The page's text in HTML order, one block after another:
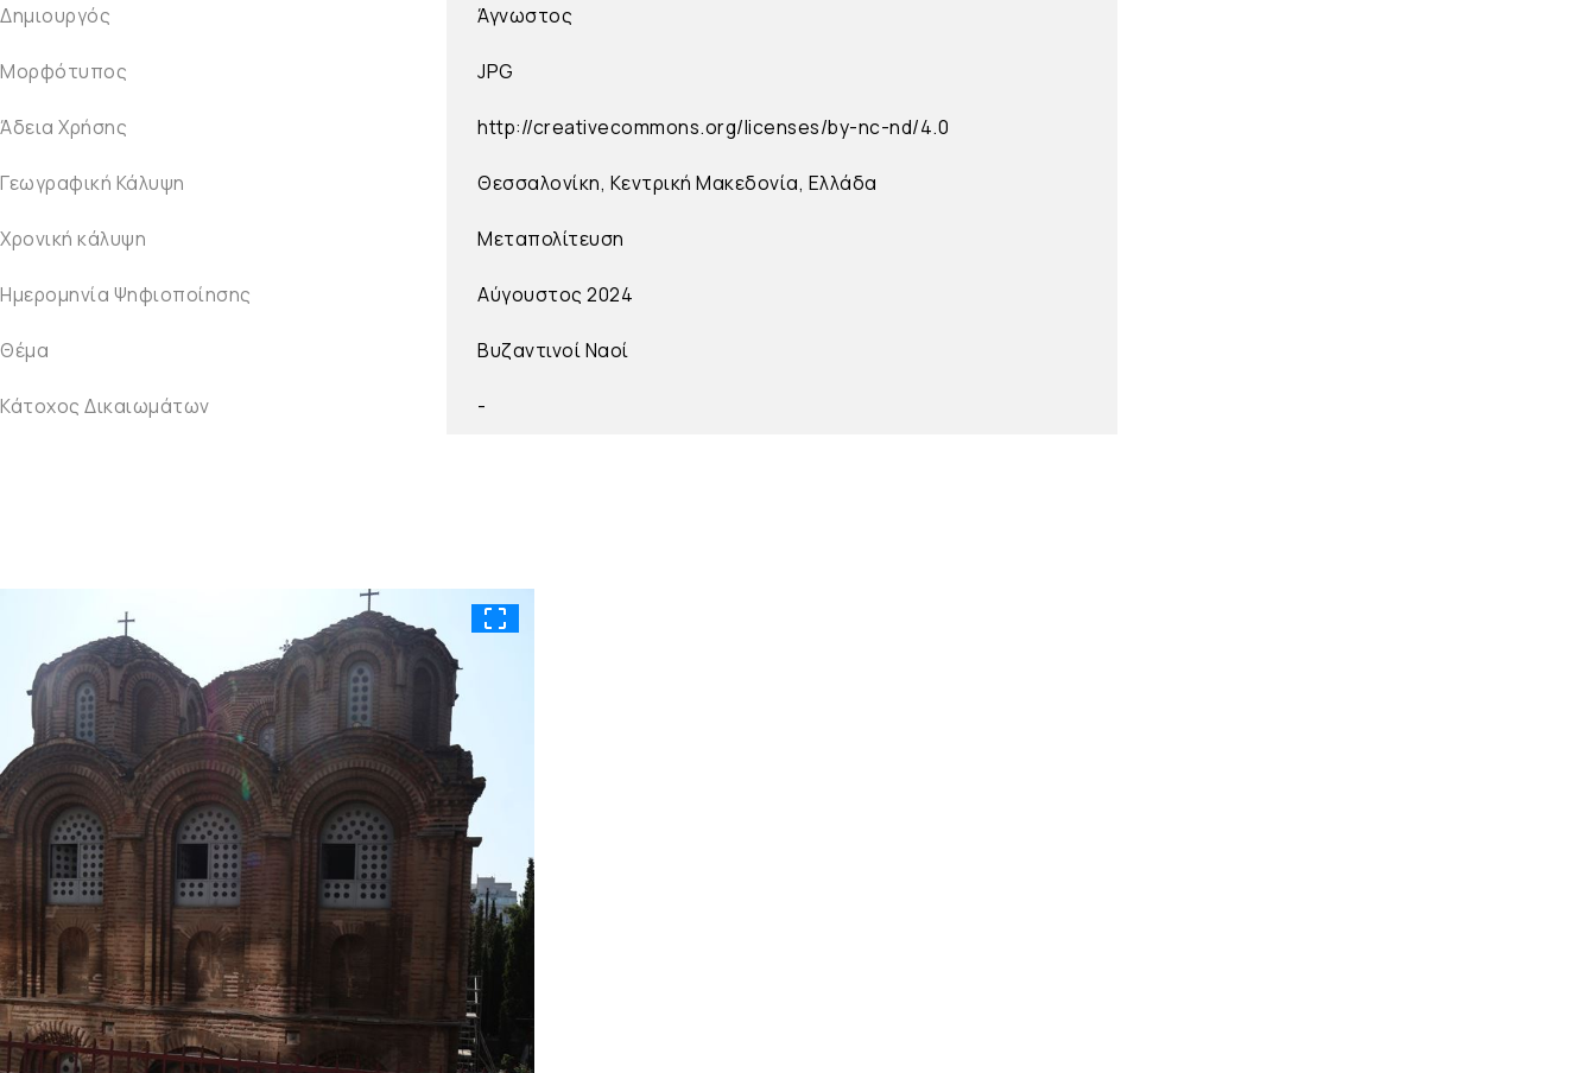
Δημιουργός Άγνωστος
Μορφότυπος JPG
Άδεια Χρήσης http://creativecommons.org/licenses/by-nc-nd/4.0
Γεωγραφική Κάλυψη Θεσσαλονίκη, Κεντρική Μακεδονία, Ελλάδα
Χρονική κάλυψη Μεταπολίτευση
Ημερομηνία Ψηφιοποίησης Αύγουστος 2024
Θέμα Βυζαντινοί Ναοί
Κάτοχος Δικαιωμάτων -